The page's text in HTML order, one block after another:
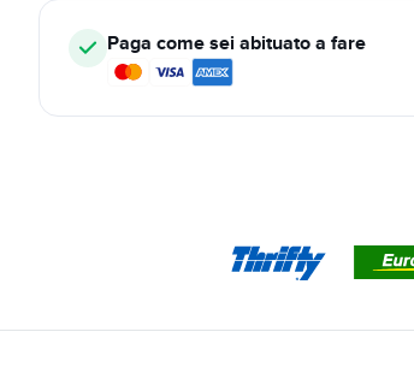
Paga come sei abituato a fare